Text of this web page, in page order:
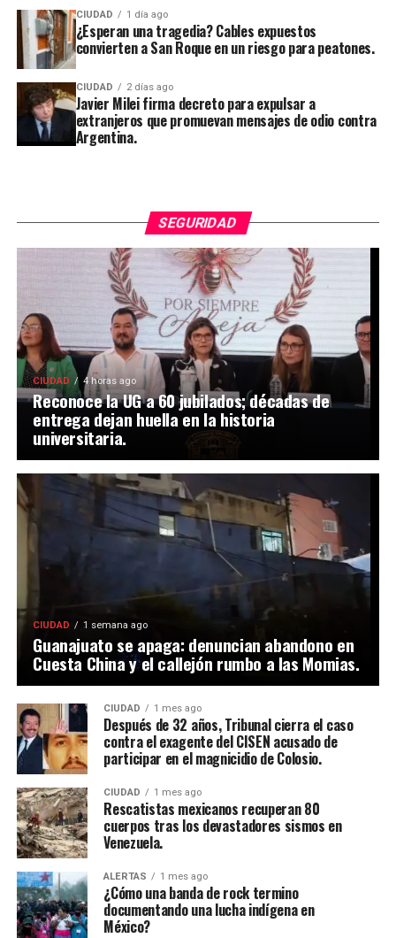
CIUDAD 1 día ago
¿Esperan una tragedia? Cables expuestos
convierten a San Roque en un riesgo para peatones.
CIUDAD 2 días ago
Javier Milei firma decreto para expulsar a
extranjeros que promuevan mensajes de odio contra
Argentina.
SEGURIDAD
CIUDAD 4 horas ago
Reconoce la UG a 60 jubilados; décadas de
entrega dejan huella en la historia
universitaria.
CIUDAD 1 semana ago
Guanajuato se apaga: denuncian abandono en
Cuesta China y el callejón rumbo a las Momias.
CIUDAD 1 mes ago
Después de 32 años, Tribunal cierra el caso
contra el exagente del CISEN acusado de
participar en el magnicidio de Colosio.
CIUDAD 1 mes ago
Rescatistas mexicanos recuperan 80
cuerpos tras los devastadores sismos en
Venezuela.
ALERTAS 1 mes ago
¿Cómo una banda de rock termino
documentando una lucha indígena en
México?